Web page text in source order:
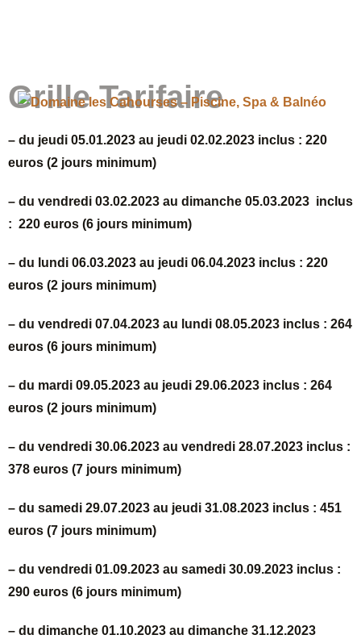
Grille Tarifaire
– du jeudi 05.01.2023 au jeudi 02.02.2023 inclus : 220
euros (2 jours minimum)
– du vendredi 03.02.2023 au dimanche 05.03.2023 inclus
: 220 euros (6 jours minimum)
– du lundi 06.03.2023 au jeudi 06.04.2023 inclus : 220
euros (2 jours minimum)
– du vendredi 07.04.2023 au lundi 08.05.2023 inclus : 264
euros (6 jours minimum)
– du mardi 09.05.2023 au jeudi 29.06.2023 inclus : 264
euros (2 jours minimum)
– du vendredi 30.06.2023 au vendredi 28.07.2023 inclus :
378 euros (7 jours minimum)
– du samedi 29.07.2023 au jeudi 31.08.2023 inclus : 451
euros (7 jours minimum)
– du vendredi 01.09.2023 au samedi 30.09.2023 inclus :
290 euros (6 jours minimum)
– du dimanche 01.10.2023 au dimanche 31.12.2023